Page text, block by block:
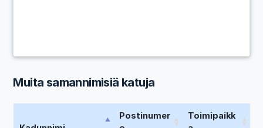
Muita samannimisiä katuja
Postinumer
Toimipaikk